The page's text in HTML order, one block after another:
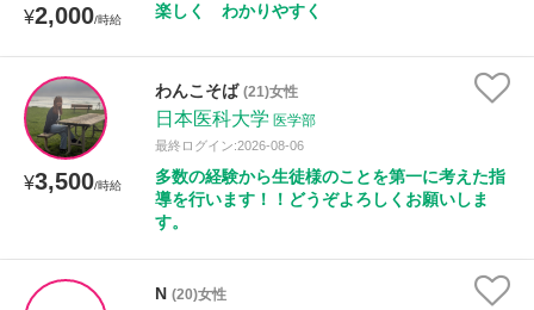
¥2,000/時給 楽しく わかりやすく
¥3,500/時給
わんこそば (21)女性
日本医科大学 医学部
最終ログイン:2026-08-06
多数の経験から生徒様のことを第一に考えた指
導を行います！！どうぞよろしくお願いしま
す。
N (20)女性